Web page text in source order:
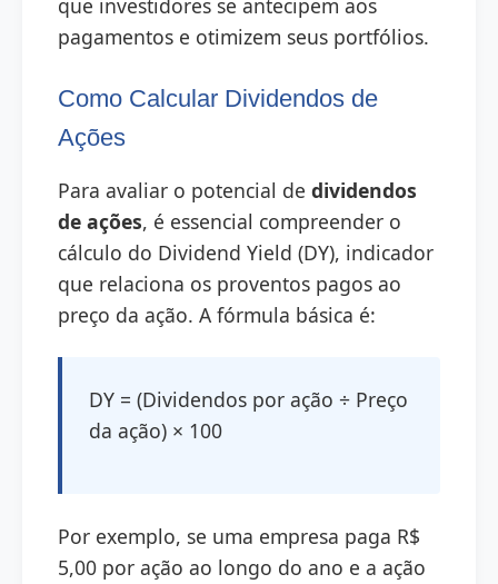
que investidores se antecipem aos
pagamentos e otimizem seus portfólios.
Como Calcular Dividendos de
Ações
Para avaliar o potencial de dividendos
de ações, é essencial compreender o
cálculo do Dividend Yield (DY), indicador
que relaciona os proventos pagos ao
preço da ação. A fórmula básica é:
DY = (Dividendos por ação ÷ Preço
da ação) × 100
Por exemplo, se uma empresa paga R$
5,00 por ação ao longo do ano e a ação